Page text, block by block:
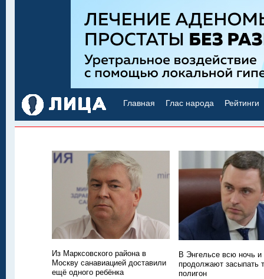
Главная Глас народа Рейтинги
Из Марксовского района в
Москву санавиацией доставили
ещё одного ребёнка
В Энгельсе всю ночь и
продолжают засыпать
полигон